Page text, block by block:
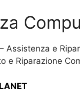
Assistenza e
e Riparazione